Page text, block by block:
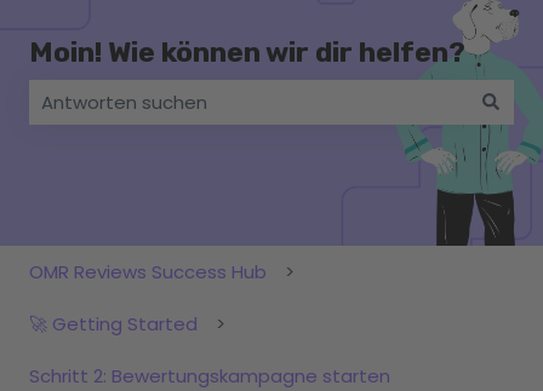
Moin! Wie können wir dir helfen?
Es gibt keine Vorschläge, da das Suchfeld leer ist.
OMR Reviews Success Hub
🚀 Getting Started
Schritt 2: Bewertungskampagne starten